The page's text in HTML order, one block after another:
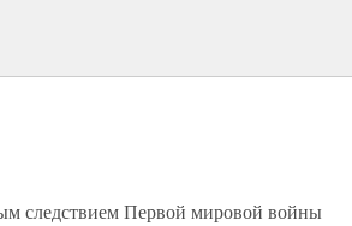
следствием Первой мировой войны